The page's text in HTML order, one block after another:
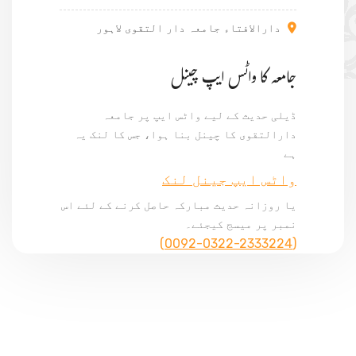
دارالافتاء جامعہ دار التقوی لاہور
جامعہ کا واٹس ایپ چینل
ڈیلی حدیث کے لیے واٹس ایپ پر جامعہ
دارالتقوی کا چینل بنا ہوا، جس کا لنک یہ
ہے
واٹس ایپ جینل لنک
یا روزانہ حدیث مبارکہ حاصل کرنے کے لئے اس
نمبر پر میسج کیجئے۔
(0092-0322-2333224)